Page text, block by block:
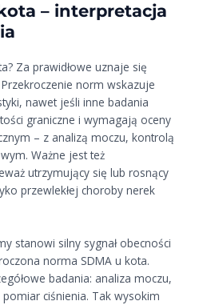
– interpretacja
Za prawidłowe uznaje się
norm wskazuje
nawet jeśli inne badania
graniczne i wymagają oceny
– z analizą moczu, kontrolą
Ważne jest też
utrzymujący się lub rosnący
przewlekłej choroby nerek
stanowi silny sygnał obecności
norma SDMA u kota.
badania: analiza moczu,
ciśnienia. Tak wysokim